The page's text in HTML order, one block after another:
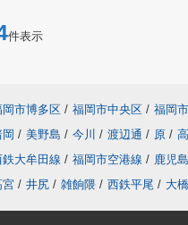
件表示
岡市博多区 / 福岡市中央区 / 福岡
/ 美野島 / 今川 / 渡辺通 / 原 /
鉄大牟田線 / 福岡市空港線 / 鹿児
宮 / 井尻 / 雑餉隈 / 西鉄平尾 / 大橋